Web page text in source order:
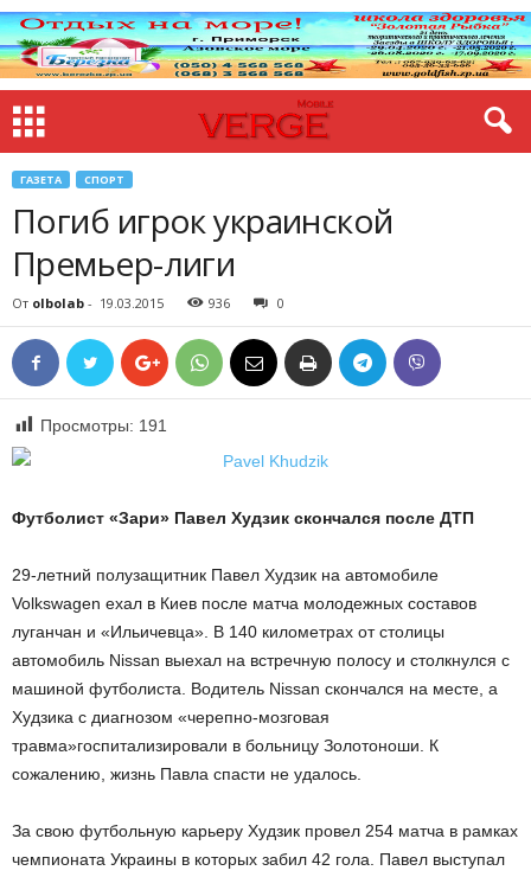
ГАЗЕТА СПОРТ
Погиб игрок украинской
Премьер-лиги
От olbolab - 19.03.2015 936 0
Просмотры: 191
Футболист «Зари» Павел Худзик скончался после ДТП
29-летний полузащитник Павел Худзик на автомобиле
Volkswagen ехал в Киев после матча молодежных составов
луганчан и «Ильичевца». В 140 километрах от столицы
автомобиль Nissan выехал на встречную полосу и столкнулся с
машиной футболиста. Водитель Nissan скончался на месте, а
Худзика с диагнозом «черепно-мозговая
травма»госпитализировали в больницу Золотоноши. К
сожалению, жизнь Павла спасти не удалось.
За свою футбольную карьеру Худзик провел 254 матча в рамках
чемпионата Украины в которых забил 42 гола. Павел выступал